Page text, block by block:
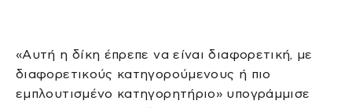
«Αυτή η δίκη έπρεπε να είναι διαφορετική, με
διαφορετικούς κατηγορούμενους ή πιο
εμπλουτισμένο κατηγορητήριο» υπογράμμισε